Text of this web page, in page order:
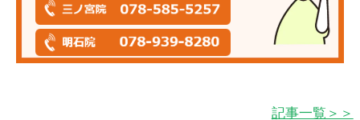
記事一覧＞＞